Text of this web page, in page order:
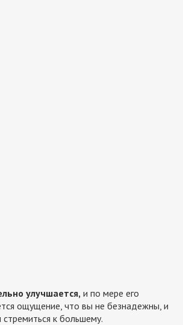
улучшается, и по мере его
ощущение, что вы не безнадежны, и
к большему.